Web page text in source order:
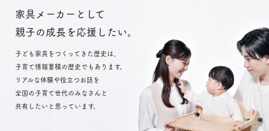
家具メーカーとして
親子の成長を応援したい。
子ども家具をつくってきた歴史は、
子育て情報蓄積の歴史でもあります。
リアルな体験や役立つお話を
全国の子育て世代のみなさんと
共有したいと思っています。